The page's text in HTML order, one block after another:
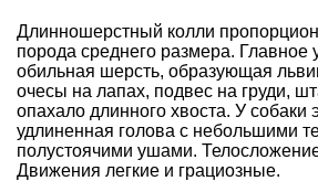
Длинношерстный колли
порода среднего размера.
обильная шерсть, образующая
очесы на лапах, подвес на груди,
опахало длинного хвоста. У собаки
удлиненная голова с небольшими
полустоячими ушами.
Движения легкие и грациозные.